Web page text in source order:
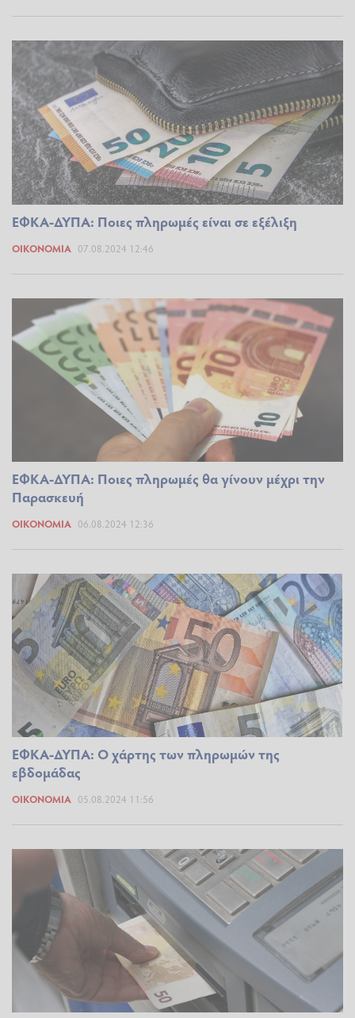
ΕΦΚΑ-ΔΥΠΑ: Ποιες πληρωμές είναι σε εξέλιξη
ΟΙΚΟΝΟΜΊΑ 07.08.2024 12:46
ΕΦΚΑ-ΔΥΠΑ: Ποιες πληρωμές θα γίνουν μέχρι την
Παρασκευή
ΟΙΚΟΝΟΜΊΑ 06.08.2024 12:36
ΕΦΚΑ-ΔΥΠΑ: Ο χάρτης των πληρωμών της
εβδομάδας
ΟΙΚΟΝΟΜΊΑ 05.08.2024 11:56